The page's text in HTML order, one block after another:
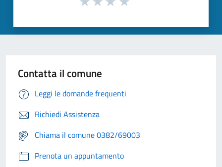
Contatta il comune
Leggi le domande frequenti
Richiedi Assistenza
Chiama il comune 0382/69003
Prenota un appuntamento